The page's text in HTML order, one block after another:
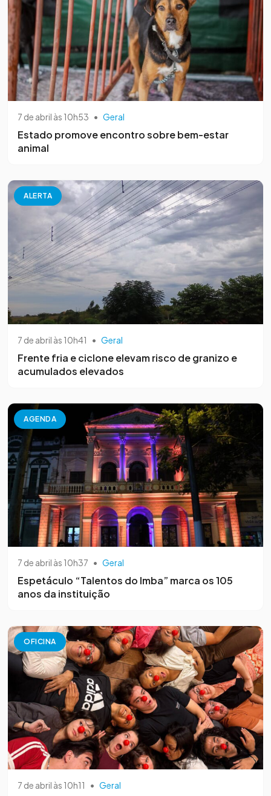
7 de abril às 10h53 • Geral
Estado promove encontro sobre bem-estar
animal
ALERTA
7 de abril às 10h41 • Geral
Frente fria e ciclone elevam risco de granizo e
acumulados elevados
AGENDA
7 de abril às 10h37 • Geral
Espetáculo “Talentos do Imba” marca os 105
anos da instituição
OFICINA
7 de abril às 10h11 • Geral